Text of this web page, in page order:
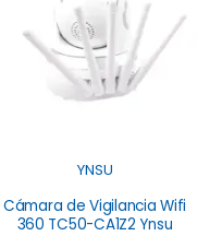
YNSU
Cámara de Vigilancia Wifi
360 TC50-CA1Z2 Ynsu